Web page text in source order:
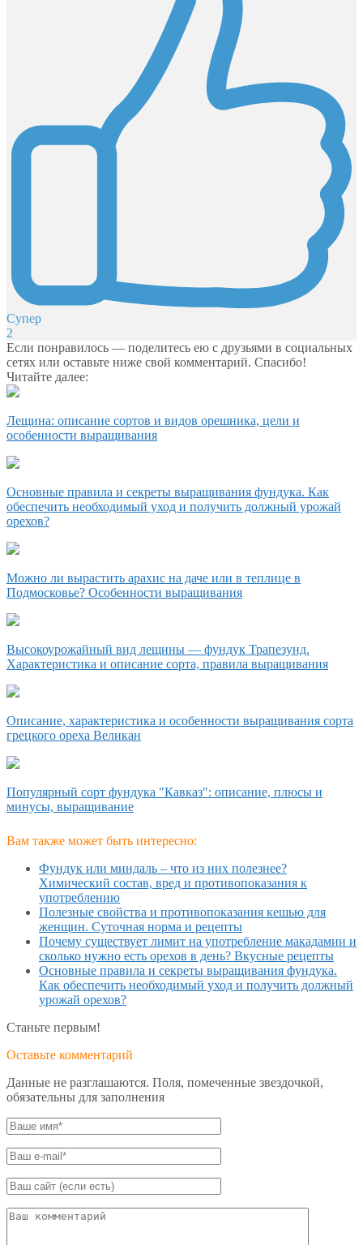
Супер
2
Если понравилось — поделитесь ею с друзьями в социальных
сетях или оставьте ниже свой комментарий. Спасибо!
Читайте далее:
Лещина: описание сортов и видов орешника, цели и
особенности выращивания
Основные правила и секреты выращивания фундука. Как
обеспечить необходимый уход и получить должный урожай
орехов?
Можно ли вырастить арахис на даче или в теплице в
Подмосковье? Особенности выращивания
Высокоурожайный вид лещины — фундук Трапезунд.
Характеристика и описание сорта, правила выращивания
Описание, характеристика и особенности выращивания сорта
грецкого ореха Великан
Популярный сорт фундука "Кавказ": описание, плюсы и
минусы, выращивание
Вам также может быть интересно:
Фундук или миндаль – что из них полезнее?
Химический состав, вред и противопоказания к
употреблению
Полезные свойства и противопоказания кешью для
женщин. Суточная норма и рецепты
Почему существует лимит на употребление макадамии и
сколько нужно есть орехов в день? Вкусные рецепты
Основные правила и секреты выращивания фундука.
Как обеспечить необходимый уход и получить должный
урожай орехов?
Станьте первым!
Оставьте комментарий
Данные не разглашаются. Поля, помеченные звездочкой,
обязательны для заполнения